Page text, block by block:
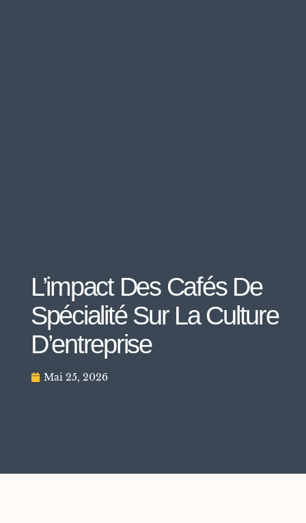
L’impact Des Cafés De
Spécialité Sur La Culture
D’entreprise
Mai 25, 2026